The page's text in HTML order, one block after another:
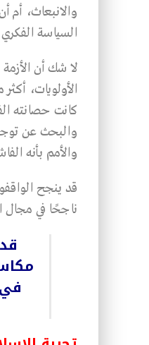
والانبعاث،
السياسة
لا شك أن
الأولويات،
كانت حصانته
والبحث عن
والأمم بأنه
قد ينجح
ناجحًا في مجال